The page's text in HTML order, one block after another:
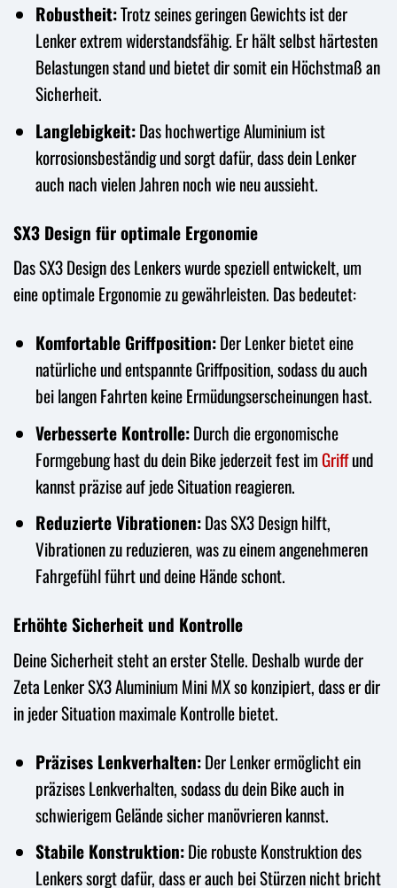
Robustheit:Trotz seines geringen Gewichts ist der
Lenker extrem widerstandsfähig. Er hält selbst härtesten
Belastungen stand und bietet dir somit ein Höchstmaß an
Sicherheit.
Langlebigkeit:Das hochwertige Aluminium ist
korrosionsbeständig und sorgt dafür, dass dein Lenker
auch nach vielen Jahren noch wie neu aussieht.
SX3 Design für optimale Ergonomie
Das SX3 Design des Lenkers wurde speziell entwickelt, um
eine optimale Ergonomie zu gewährleisten. Das bedeutet:
Komfortable Griffposition:Der Lenker bietet eine
natürliche und entspannte Griffposition, sodass du auch
bei langen Fahrten keine Ermüdungserscheinungen hast.
Verbesserte Kontrolle:Durch die ergonomische
Formgebung hast du dein Bike jederzeit fest im Griffund
kannst präzise auf jede Situation reagieren.
Reduzierte Vibrationen:Das SX3 Design hilft,
Vibrationen zu reduzieren, was zu einem angenehmeren
Fahrgefühl führt und deine Hände schont.
Erhöhte Sicherheit und Kontrolle
Deine Sicherheit steht an erster Stelle. Deshalb wurde der
Zeta Lenker SX3 Aluminium Mini MX so konzipiert, dass er dir
in jeder Situation maximale Kontrolle bietet.
Präzises Lenkverhalten:Der Lenker ermöglicht ein
präzises Lenkverhalten, sodass du dein Bike auch in
schwierigem Gelände sicher manövrieren kannst.
Stabile Konstruktion:Die robuste Konstruktion des
Lenkers sorgt dafür, dass er auch bei Stürzen nicht bricht